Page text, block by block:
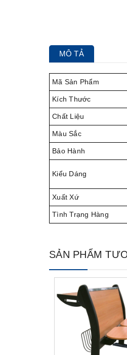
MÔ TẢ
Mã Sản Phẩm
Kích Thước
Chất Liệu
Màu Sắc
Bảo Hành
Kiểu Dáng
Xuất Xứ
Tình Trạng Hàng
SẢN PHẨM